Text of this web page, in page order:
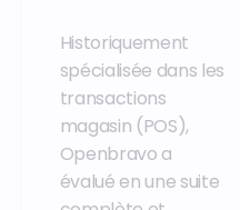
Historiquement
spécialisée dans les
transactions
magasin (POS),
Openbravo a
évalué en une suite